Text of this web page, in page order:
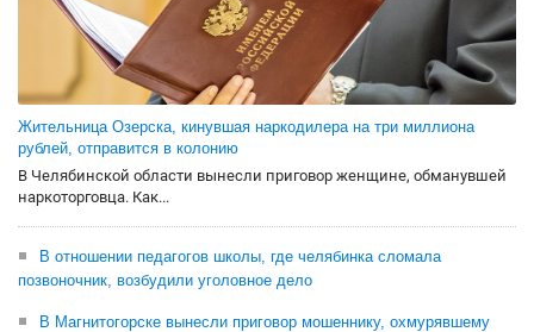
Жительница Озерска, кинувшая наркодилера на три миллиона
рублей, отправится в колонию
В Челябинской области вынесли приговор женщине, обманувшей
наркоторговца. Как...
В отношении педагогов школы, где челябинка сломала
позвоночник, возбудили уголовное дело
В Магнитогорске вынесли приговор мошеннику, охмурявшему